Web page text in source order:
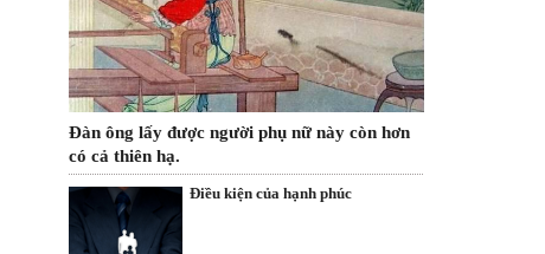
Đàn ông lấy được người phụ nữ này còn hơn
có cả thiên hạ.
Điều kiện của hạnh phúc